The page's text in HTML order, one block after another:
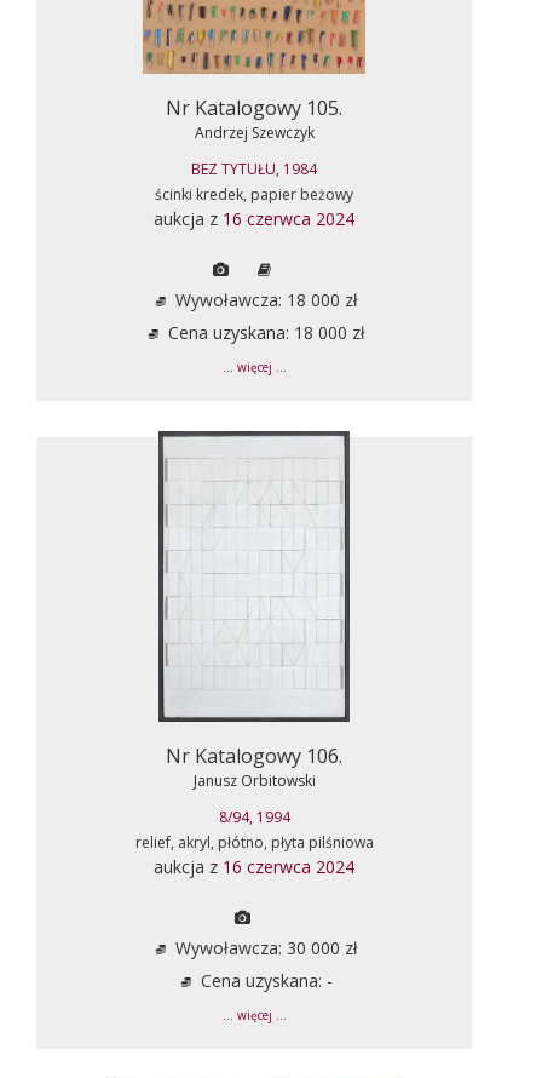
Nr Katalogowy 105.
Andrzej Szewczyk
BEZ TYTUŁU, 1984
ścinki kredek, papier beżowy
aukcja z 16 czerwca 2024
Wywoławcza: 18 000 zł
Cena uzyskana: 18 000 zł
... więcej ...
Nr Katalogowy 106.
Janusz Orbitowski
8/94, 1994
relief, akryl, płótno, płyta pilśniowa
aukcja z 16 czerwca 2024
Wywoławcza: 30 000 zł
Cena uzyskana: -
... więcej ...